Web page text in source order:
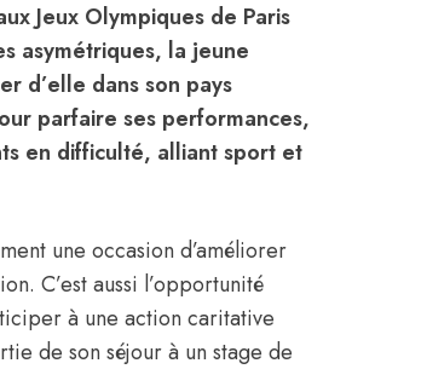
Jeux Olympiques de Paris
asymétriques, la jeune
d’elle dans son pays
parfaire ses performances,
en difficulté, alliant sport et
une occasion d’améliorer
C’est aussi l’opportunité
à une action caritative
de son séjour à un stage de